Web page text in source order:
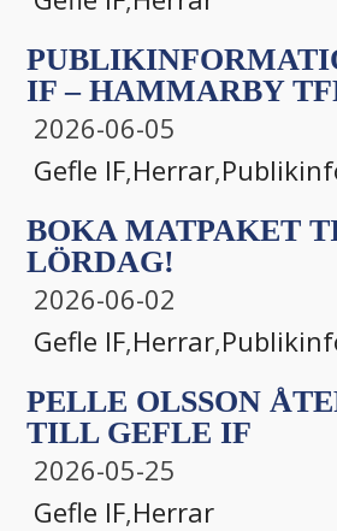
IF – HAMMARBY
2026-06-05
Gefle IF,Herrar,
BOKA MATPAKET
LÖRDAG!
2026-06-02
Gefle IF,Herrar,
PELLE OLSSON
TILL GEFLE IF
2026-05-25
Gefle IF,Herrar